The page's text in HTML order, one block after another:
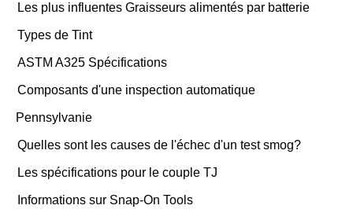
Les plus influentes Graisseurs alimentés par batterie
Types de Tint
ASTM A325 Spécifications
Composants d'une inspection automatique
Pennsylvanie
Quelles sont les causes de l'échec d'un test smog?
Les spécifications pour le couple TJ
Informations sur Snap-On Tools